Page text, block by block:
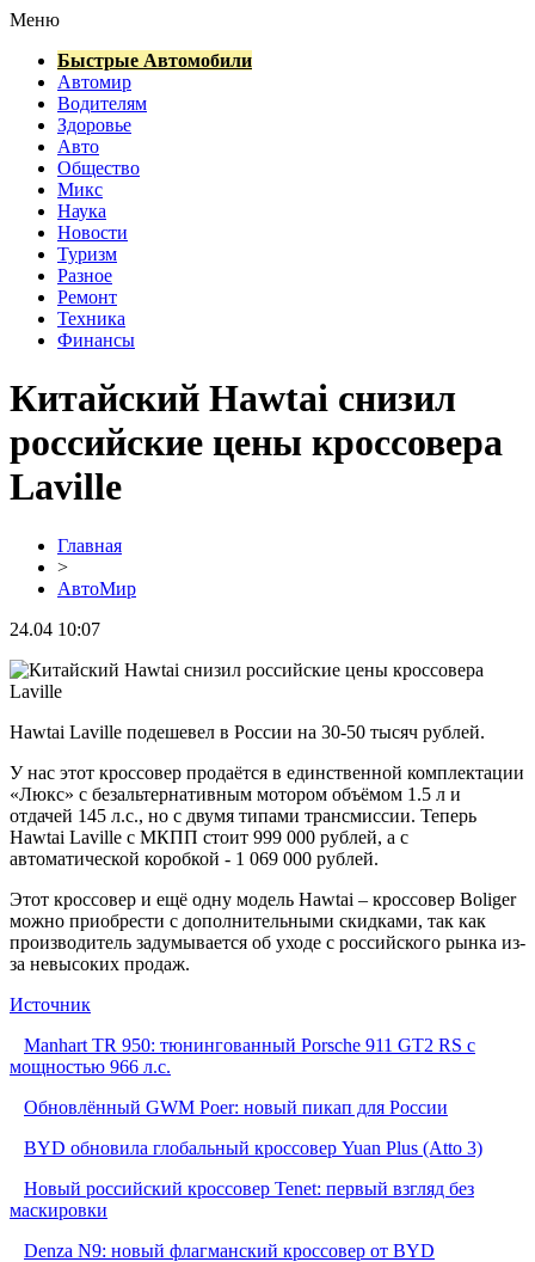
Меню
Быстрые Автомобили
Автомир
Водителям
Здоровье
Авто
Общество
Микс
Наука
Новости
Туризм
Разное
Ремонт
Техника
Финансы
Китайский Hawtai снизил
российские цены кроссовера
Laville
Главная
>
АвтоМир
24.04 10:07
Hawtai Laville подешевел в России на 30-50 тысяч рублей.
У нас этот кроссовер продаётся в единственной комплектации
«Люкс» с безальтернативным мотором объёмом 1.5 л и
отдачей 145 л.с., но с двумя типами трансмиссии. Теперь
Hawtai Laville с МКПП стоит 999 000 рублей, а с
автоматической коробкой - 1 069 000 рублей.
Этот кроссовер и ещё одну модель Hawtai – кроссовер Boliger
можно приобрести с дополнительными скидками, так как
производитель задумывается об уходе с российского рынка из-
за невысоких продаж.
Источник
Manhart TR 950: тюнингованный Porsche 911 GT2 RS с
мощностью 966 л.с.
Обновлённый GWM Poer: новый пикап для России
BYD обновила глобальный кроссовер Yuan Plus (Atto 3)
Новый российский кроссовер Tenet: первый взгляд без
маскировки
Denza N9: новый флагманский кроссовер от BYD